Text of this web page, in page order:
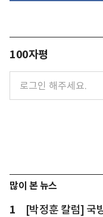
100자평
많이 본 뉴스
1
[박정훈 칼럼] 국